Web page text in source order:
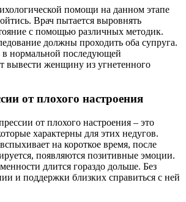
помощи на данном этапе
Врач пытается выровнять
с помощью различных методик.
должны проходить оба супруга.
в нормальной последующей
вывести женщину из угнетенного
от плохого настроения
от плохого настроения – это
характерны для этих недугов.
на короткое время, после
появляются позитивные эмоции.
длится гораздо дольше. Без
и поддержки близких справиться с ней